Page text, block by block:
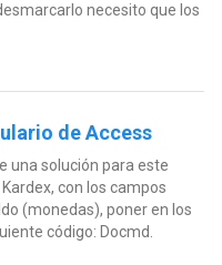
necesito que los
de Access
una solución para este
con los campos
(monedas), poner en los
código: Docmd.